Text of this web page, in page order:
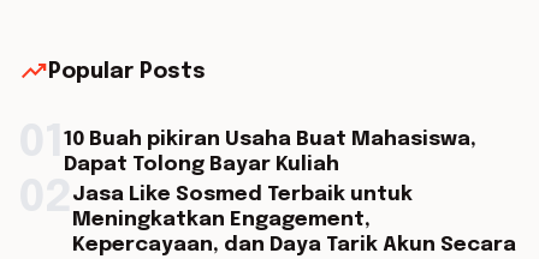
trending_up Popular Posts
10 Buah pikiran Usaha Buat Mahasiswa,
Dapat Tolong Bayar Kuliah
Jasa Like Sosmed Terbaik untuk
Meningkatkan Engagement,
Kepercayaan, dan Daya Tarik Akun Secara